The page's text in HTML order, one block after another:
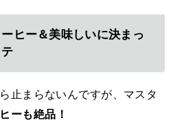
ヒー＆美味しいに決まっ
止まらないんですが、マスタ
ーも絶品！